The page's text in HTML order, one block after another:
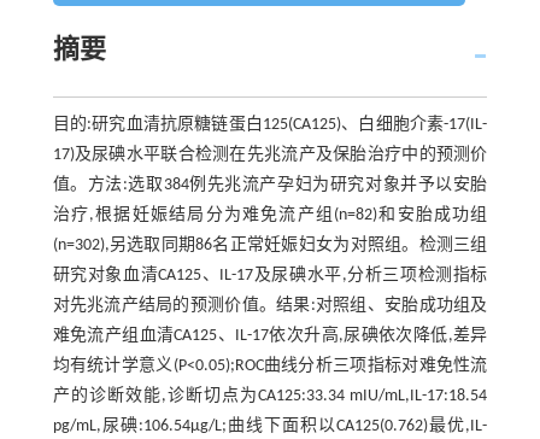
摘要
目的:研究血清抗原糖链蛋白125(CA125)、白细胞介素-17(IL-
17)及尿碘水平联合检测在先兆流产及保胎治疗中的预测价
值。方法:选取384例先兆流产孕妇为研究对象并予以安胎
治疗,根据妊娠结局分为难免流产组(n=82)和安胎成功组
(n=302),另选取同期86名正常妊娠妇女为对照组。检测三组
研究对象血清CA125、IL-17及尿碘水平,分析三项检测指标
对先兆流产结局的预测价值。结果:对照组、安胎成功组及
难免流产组血清CA125、IL-17依次升高,尿碘依次降低,差异
均有统计学意义(P<0.05);ROC曲线分析三项指标对难免性流
产的诊断效能,诊断切点为CA125:33.34 mIU/mL,IL-17:18.54
pg/mL,尿碘:106.54μg/L;曲线下面积以CA125(0.762)最优,IL-